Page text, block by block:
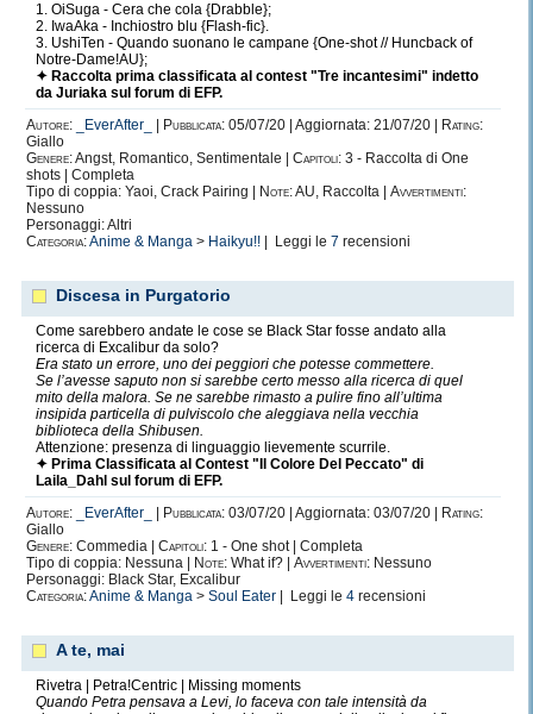
1. OiSuga - Cera che cola {Drabble};
2. IwaAka - Inchiostro blu {Flash-fic}.
3. UshiTen - Quando suonano le campane {One-shot // Huncback of
Notre-Dame!AU};
✦ Raccolta prima classificata al contest "Tre incantesimi" indetto
da Juriaka sul forum di EFP.
Autore:
_EverAfter_ Pubblicata: 05/07/20 | Aggiornata: 21/07/20 |
Rating:
Giallo
Genere:Angst, Romantico, Sentimentale | Capitoli: 3 - Raccolta di One
shots | Completa
Tipo di coppia: Yaoi, Crack Pairing |
Note:AU, Raccolta | Avvertimenti:
Nessuno
Personaggi: Altri
Categoria:Anime & Manga > Haikyu!! | Leggi le 7 recensioni
Discesa in Purgatorio
Come sarebbero andate le cose se Black Star fosse andato alla
ricerca di Excalibur da solo?
Era stato un errore, uno dei peggiori che potesse commettere.
Se l’avesse saputo non si sarebbe certo messo alla ricerca di quel
mito della malora. Se ne sarebbe rimasto a pulire fino all’ultima
insipida particella di pulviscolo che aleggiava nella vecchia
biblioteca della Shibusen.
Attenzione: presenza di linguaggio lievemente scurrile.
✦ Prima Classificata al Contest "Il Colore Del Peccato" di
Laila_Dahl sul forum di EFP.
Autore:
_EverAfter_ Pubblicata: 03/07/20 | Aggiornata: 03/07/20 |
Rating:
Giallo
Genere: Commedia | Capitoli: 1 - One shot | Completa
Tipo di coppia: Nessuna |
Note: What if? | Avvertimenti: Nessuno
Personaggi: Black Star, Excalibur
Categoria:Anime & Manga > Soul Eater | Leggi le 4 recensioni
A te, mai
Rivetra | Petra!Centric | Missing moments
Quando Petra pensava a Levi, lo faceva con tale intensità da